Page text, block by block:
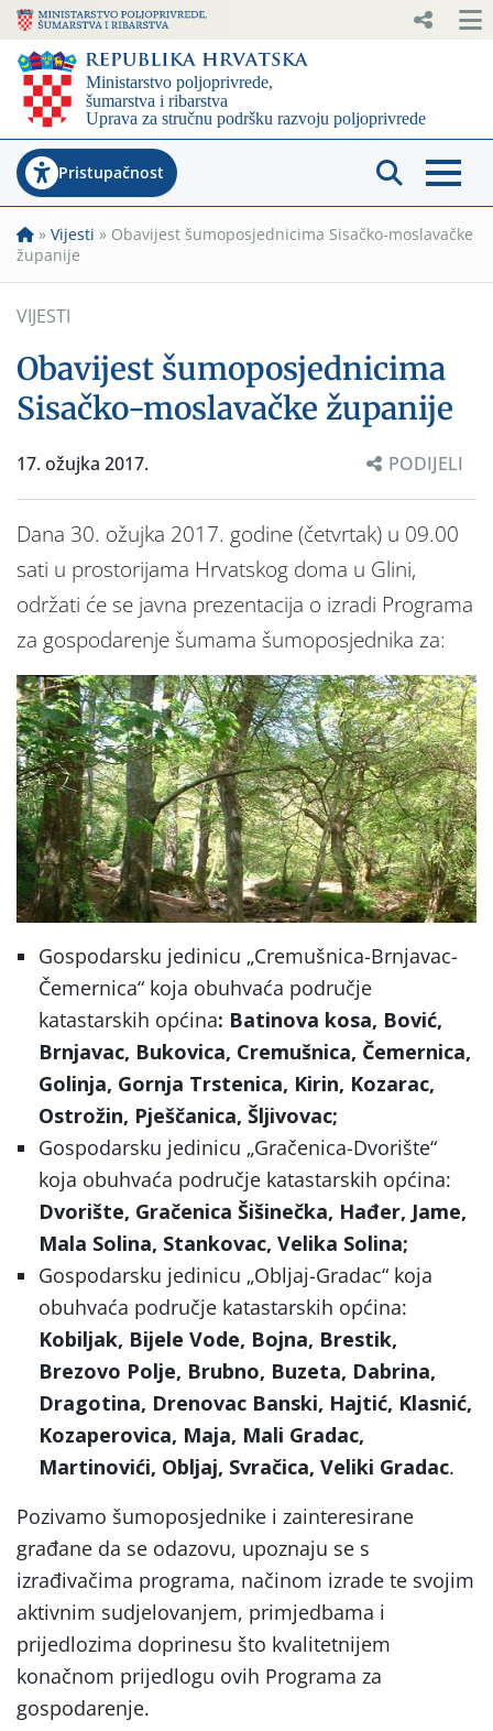
Pristupačnost
» Vijesti » Obavijest šumoposjednicima Sisačko-moslavačke
županije
VIJESTI
Obavijest šumoposjednicima
Sisačko-moslavačke županije
17. ožujka 2017. PODIJELI
Dana 30. ožujka 2017. godine (četvrtak) u 09.00
sati u prostorijama Hrvatskog doma u Glini,
održati će se javna prezentacija o izradi Programa
za gospodarenje šumama šumoposjednika za:
Gospodarsku jedinicu „Cremušnica-Brnjavac-
Čemernica“ koja obuhvaća područje
katastarskih općina: Batinova kosa, Bović,
Brnjavac, Bukovica, Cremušnica, Čemernica,
Golinja, Gornja Trstenica, Kirin, Kozarac,
Ostrožin, Pješčanica, Šljivovac;
Gospodarsku jedinicu „Gračenica-Dvorište“
koja obuhvaća područje katastarskih općina:
Dvorište, Gračenica Šišinečka, Hađer, Jame,
Mala Solina, Stankovac, Velika Solina;
Gospodarsku jedinicu „Obljaj-Gradac“ koja
obuhvaća područje katastarskih općina:
Kobiljak, Bijele Vode, Bojna, Brestik,
Brezovo Polje, Brubno, Buzeta, Dabrina,
Dragotina, Drenovac Banski, Hajtić, Klasnić,
Kozaperovica, Maja, Mali Gradac,
Martinovići, Obljaj, Svračica, Veliki Gradac.
Pozivamo šumoposjednike i zainteresirane
građane da se odazovu, upoznaju se s
izrađivačima programa, načinom izrade te svojim
aktivnim sudjelovanjem, primjedbama i
prijedlozima doprinesu što kvalitetnijem
konačnom prijedlogu ovih Programa za
gospodarenje.